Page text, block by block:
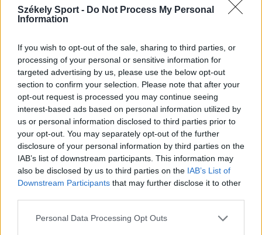
Székely Sport - Do Not Process My Personal
Information
If you wish to opt-out of the sale, sharing to third parties, or
processing of your personal or sensitive information for
targeted advertising by us, please use the below opt-out
section to confirm your selection. Please note that after your
opt-out request is processed you may continue seeing
interest-based ads based on personal information utilized by
us or personal information disclosed to third parties prior to
your opt-out. You may separately opt-out of the further
disclosure of your personal information by third parties on the
IAB’s list of downstream participants. This information may
also be disclosed by us to third parties on the IAB’s List of
Downstream Participants that may further disclose it to other
Personal Data Processing Opt Outs
KRÓNIKA
a romániai telefonszámról érkezett